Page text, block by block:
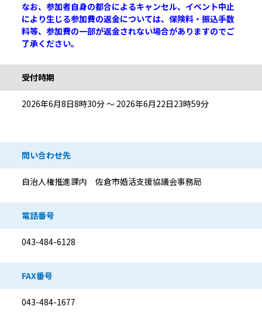
なお、参加者自身の都合によるキャンセル、イベント中止
により生じる参加費の返金については、保険料・振込手数
料等、参加費の一部が返金されない場合がありますのでご
了承ください。
受付時期
2026年6月8日8時30分 ～ 2026年6月22日23時59分
問い合わせ先
自治人権推進課内 佐倉市婚活支援協議会事務局
電話番号
043-484-6128
FAX番号
043-484-1677